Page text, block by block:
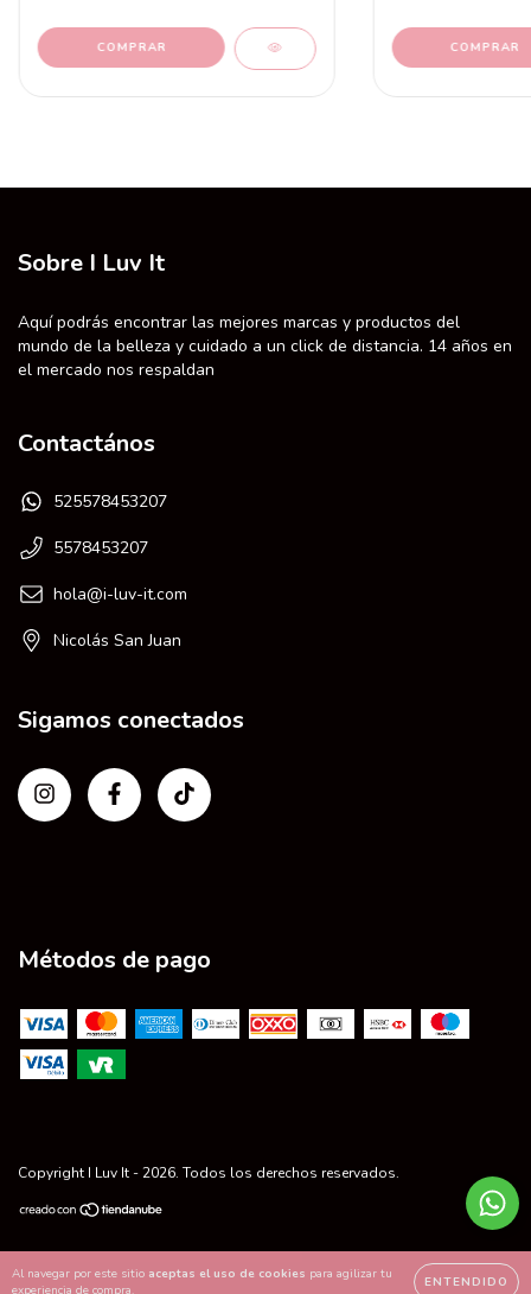
Al navegar por este sitio aceptas el uso de cookies para agilizar tu
experiencia de compra.
ENTENDIDO
Sobre I Luv It
Aquí podrás encontrar las mejores marcas y productos del
mundo de la belleza y cuidado a un click de distancia. 14 años en
el mercado nos respaldan
Contactános
525578453207
5578453207
hola@i-luv-it.com
Nicolás San Juan
Sigamos conectados
Métodos de pago
Copyright I Luv It - 2026. Todos los derechos reservados.